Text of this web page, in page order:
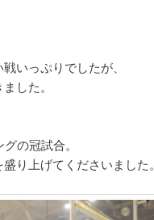
いっぷりでしたが、
した。
の冠試合。
り上げてくださいました。